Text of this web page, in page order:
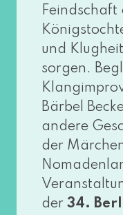
Feindschaft
und
sor­gen.
Bärbel
ande­re
der
der 34.